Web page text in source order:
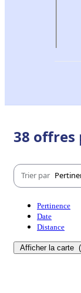
38 offres
Trier par
Pertinence
Date
Distance
Afficher la carte